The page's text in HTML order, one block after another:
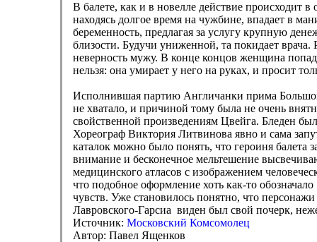
В балете, как и в новелле действие происходит
находясь долгое время на чужбине, впадает в
беременность, предлагая за услугу крупную
близости. Будучи униженной, та покидает
неверность мужу. В конце концов женщина
нельзя: она умирает у него на руках, и просит
Исполнившая партию Англичанки прима
не хватало, и причиной тому была не очень
свойственной произведениям Цвейга. Бледен
Хореограф Виктория Литвинова явно и сама
каталок можно было понять, что героиня балета
внимание и бесконечное мельтешение
медицинского атласов с изображением
что подобное оформление хоть как-то
чувств. Уже становилось понятно, что
Лавровского-Гарсиа виден был свой почерк,
Источник: Московский Комсомолец
Автор: Павел Ященков